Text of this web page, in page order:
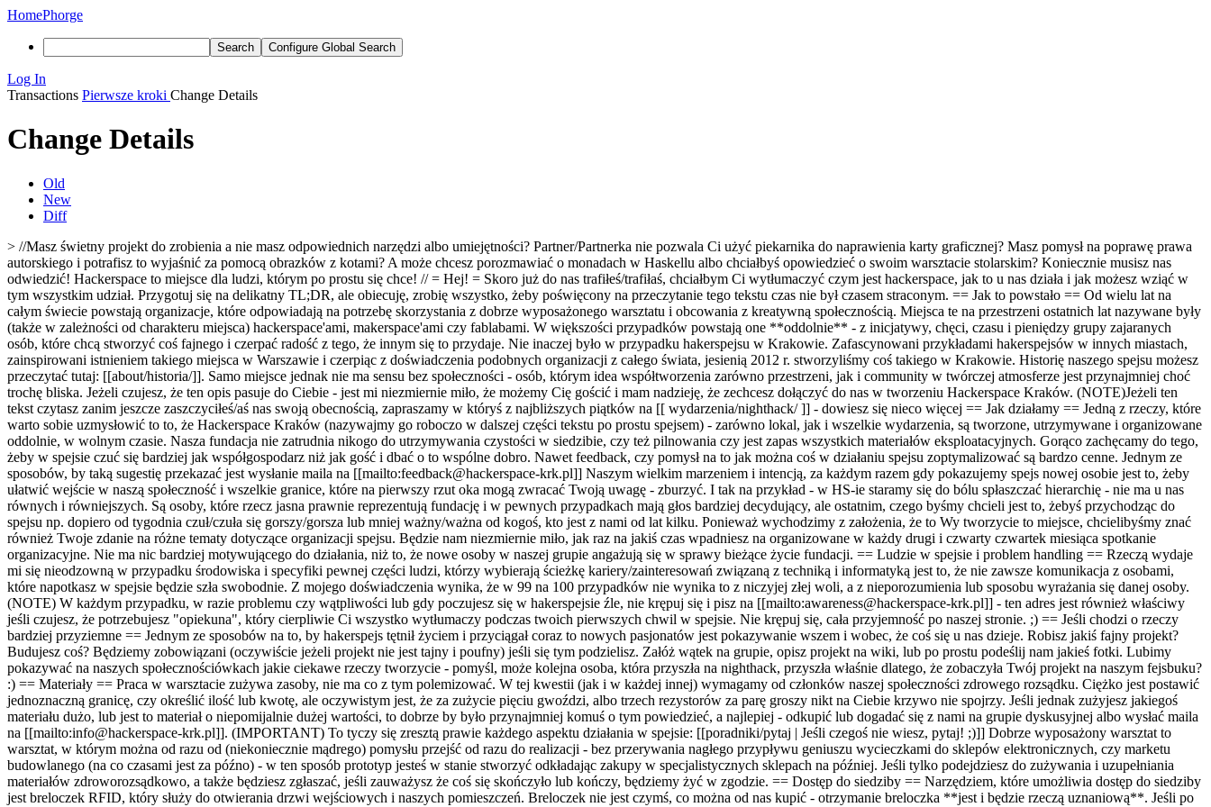
HomePhorge
Search Configure Global Search
Log In
Transactions Pierwsze kroki Change Details
Change Details
Old
New
Diff
> //Masz świetny projekt do zrobienia a nie masz odpowiednich narzędzi albo umiejętności? Partner/Partnerka nie pozwala Ci użyć piekarnika do naprawienia karty graficznej? Masz pomysł na poprawę prawa
autorskiego i potrafisz to wyjaśnić za pomocą obrazków z kotami? A może chcesz porozmawiać o monadach w Haskellu albo chciałbyś opowiedzieć o swoim warsztacie stolarskim? Koniecznie musisz nas
odwiedzić! Hackerspace to miejsce dla ludzi, którym po prostu się chce! // = Hej! = Skoro już do nas trafiłeś/trafiłaś, chciałbym Ci wytłumaczyć czym jest hackerspace, jak to u nas działa i jak możesz wziąć w
tym wszystkim udział. Przygotuj się na delikatny TL;DR, ale obiecuję, zrobię wszystko, żeby poświęcony na przeczytanie tego tekstu czas nie był czasem straconym. == Jak to powstało == Od wielu lat na
całym świecie powstają organizacje, które odpowiadają na potrzebę skorzystania z dobrze wyposażonego warsztatu i obcowania z kreatywną społecznością. Miejsca te na przestrzeni ostatnich lat nazywane były
(także w zależności od charakteru miejsca) hackerspace'ami, makerspace'ami czy fablabami. W większości przypadków powstają one **oddolnie** - z inicjatywy, chęci, czasu i pieniędzy grupy zajaranych
osób, które chcą stworzyć coś fajnego i czerpać radość z tego, że innym się to przydaje. Nie inaczej było w przypadku hakerspejsu w Krakowie. Zafascynowani przykładami hakerspejsów w innych miastach,
zainspirowani istnieniem takiego miejsca w Warszawie i czerpiąc z doświadczenia podobnych organizacji z całego świata, jesienią 2012 r. stworzyliśmy coś takiego w Krakowie. Historię naszego spejsu możesz
przeczytać tutaj: [[about/historia/]]. Samo miejsce jednak nie ma sensu bez społeczności - osób, którym idea współtworzenia zarówno przestrzeni, jak i community w twórczej atmosferze jest przynajmniej choć
trochę bliska. Jeżeli czujesz, że ten opis pasuje do Ciebie - jest mi niezmiernie miło, że możemy Cię gościć i mam nadzieję, że zechcesz dołączyć do nas w tworzeniu Hackerspace Kraków. (NOTE)Jeżeli ten
tekst czytasz zanim jeszcze zaszczyciłeś/aś nas swoją obecnością, zapraszamy w któryś z najbliższych piątków na [[ wydarzenia/nighthack/ ]] - dowiesz się nieco więcej == Jak działamy == Jedną z rzeczy, które
warto sobie uzmysłowić to to, że Hackerspace Kraków (nazywajmy go roboczo w dalszej części tekstu po prostu spejsem) - zarówno lokal, jak i wszelkie wydarzenia, są tworzone, utrzymywane i organizowane
oddolnie, w wolnym czasie. Nasza fundacja nie zatrudnia nikogo do utrzymywania czystości w siedzibie, czy też pilnowania czy jest zapas wszystkich materiałów eksploatacyjnych. Gorąco zachęcamy do tego,
żeby w spejsie czuć się bardziej jak współgospodarz niż jak gość i dbać o to wspólne dobro. Nawet feedback, czy pomysł na to jak można coś w działaniu spejsu zoptymalizować są bardzo cenne. Jednym ze
sposobów, by taką sugestię przekazać jest wysłanie maila na [[mailto:feedback@hackerspace-krk.pl]] Naszym wielkim marzeniem i intencją, za każdym razem gdy pokazujemy spejs nowej osobie jest to, żeby
ułatwić wejście w naszą społeczność i wszelkie granice, które na pierwszy rzut oka mogą zwracać Twoją uwagę - zburzyć. I tak na przykład - w HS-ie staramy się do bólu spłaszczać hierarchię - nie ma u nas
równych i równiejszych. Są osoby, które rzecz jasna prawnie reprezentują fundację i w pewnych przypadkach mają głos bardziej decydujący, ale ostatnim, czego byśmy chcieli jest to, żebyś przychodząc do
spejsu np. dopiero od tygodnia czuł/czuła się gorszy/gorsza lub mniej ważny/ważna od kogoś, kto jest z nami od lat kilku. Ponieważ wychodzimy z założenia, że to Wy tworzycie to miejsce, chcielibyśmy znać
również Twoje zdanie na różne tematy dotyczące organizacji spejsu. Będzie nam niezmiernie miło, jak raz na jakiś czas wpadniesz na organizowane w każdy drugi i czwarty czwartek miesiąca spotkanie
organizacyjne. Nie ma nic bardziej motywującego do działania, niż to, że nowe osoby w naszej grupie angażują się w sprawy bieżące życie fundacji. == Ludzie w spejsie i problem handling == Rzeczą wydaje
mi się nieodzowną w przypadku środowiska i specyfiki pewnej części ludzi, którzy wybierają ścieżkę kariery/zainteresowań związaną z techniką i informatyką jest to, że nie zawsze komunikacja z osobami,
które napotkasz w spejsie będzie szła swobodnie. Z mojego doświadczenia wynika, że w 99 na 100 przypadków nie wynika to z niczyjej złej woli, a z nieporozumienia lub sposobu wyrażania się danej osoby.
(NOTE) W każdym przypadku, w razie problemu czy wątpliwości lub gdy poczujesz się w hakerspejsie źle, nie krępuj się i pisz na [[mailto:awareness@hackerspace-krk.pl]] - ten adres jest również właściwy
jeśli czujesz, że potrzebujesz "opiekuna", który cierpliwie Ci wszystko wytłumaczy podczas twoich pierwszych chwil w spejsie. Nie krępuj się, cała przyjemność po naszej stronie. ;) == Jeśli chodzi o rzeczy
bardziej przyziemne == Jednym ze sposobów na to, by hakerspejs tętnił życiem i przyciągał coraz to nowych pasjonatów jest pokazywanie wszem i wobec, że coś się u nas dzieje. Robisz jakiś fajny projekt?
Budujesz coś? Będziemy zobowiązani (oczywiście jeżeli projekt nie jest tajny i poufny) jeśli się tym podzielisz. Załóż wątek na grupie, opisz projekt na wiki, lub po prostu podeślij nam jakieś fotki. Lubimy
pokazywać na naszych społecznościówkach jakie ciekawe rzeczy tworzycie - pomyśl, może kolejna osoba, która przyszła na nighthack, przyszła właśnie dlatego, że zobaczyła Twój projekt na naszym fejsbuku?
:) == Materiały == Praca w warsztacie zużywa zasoby, nie ma co z tym polemizować. W tej kwestii (jak i w każdej innej) wymagamy od członków naszej społeczności zdrowego rozsądku. Ciężko jest postawić
jednoznaczną granicę, czy określić ilość lub kwotę, ale oczywistym jest, że za zużycie pięciu gwoździ, albo trzech rezystorów za parę groszy nikt na Ciebie krzywo nie spojrzy. Jeśli jednak zużyjesz jakiegoś
materiału dużo, lub jest to materiał o niepomijalnie dużej wartości, to dobrze by było przynajmniej komuś o tym powiedzieć, a najlepiej - odkupić lub dogadać się z nami na grupie dyskusyjnej albo wysłać maila
na [[mailto:info@hackerspace-krk.pl]]. (IMPORTANT) To tyczy się zresztą prawie każdego aspektu działania w spejsie: [[poradniki/pytaj | Jeśli czegoś nie wiesz, pytaj! ;)]] Dobrze wyposażony warsztat to
warsztat, w którym można od razu od (niekoniecznie mądrego) pomysłu przejść od razu do realizacji - bez przerywania nagłego przypływu geniuszu wycieczkami do sklepów elektronicznych, czy marketu
budowlanego (na co czasami jest za późno) - w ten sposób prototyp jesteś w stanie stworzyć odkładając zakupy w specjalistycznych sklepach na później. Jeśli tylko podejdziesz do zużywania i uzupełniania
materiałów zdroworozsądkowo, a także będziesz zgłaszać, jeśli zauważysz że coś się skończyło lub kończy, będziemy żyć w zgodzie. == Dostęp do siedziby == Narzędziem, które umożliwia dostęp do siedziby
jest breloczek RFID, który służy do otwierania drzwi wejściowych i naszych pomieszczeń. Breloczek nie jest czymś, co można od nas kupić - otrzymanie breloczka **jest i będzie rzeczą uznaniową**. Jeśli po